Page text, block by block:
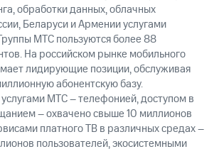
обработки данных, облачных
Беларуси и Армении услугами
МТС пользуются более 88
На российском рынке мобильного
лидирующие позиции, обслуживая
абонентскую базу.
МТС – телефонией, доступом в
– охвачено свыше 10 миллионов
платного ТВ в различных средах –
пользователей, экосистемными